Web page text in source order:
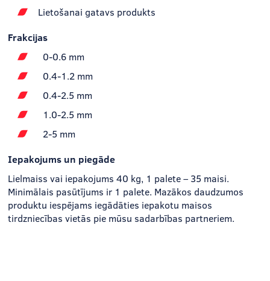
Lietošanai gatavs produkts
Frakcijas
0-0.6 mm
0.4-1.2 mm
0.4-2.5 mm
1.0-2.5 mm
2-5 mm
Iepakojums un piegāde
Lielmaiss vai iepakojums 40 kg, 1 palete – 35 maisi.
Minimālais pasūtījums ir 1 palete. Mazākos daudzumos
produktu iespējams iegādāties iepakotu maisos
tirdzniecības vietās pie mūsu sadarbības partneriem.